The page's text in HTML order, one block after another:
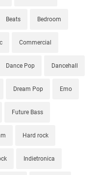
Beats Bedroom
Commercial
Dance Pop Dancehall
Dream Pop Emo
Future Bass
Hard rock
Indietronica